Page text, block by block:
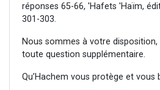
réponses 65-66, 'Hafets 'Haïm,
301-303.
Nous sommes à votre disposition,
toute question supplémentaire.
Qu’Hachem vous protège et vous